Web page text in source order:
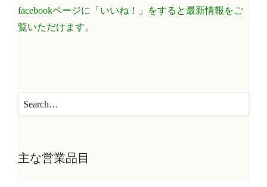
facebookページに「いいね！」をすると最新情報をご
覧いただけます。
主な営業品目